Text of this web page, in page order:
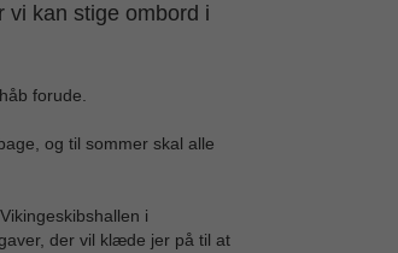
vi kan stige ombord i
forude.
og til sommer skal alle
i
der vil klæde jer på til at